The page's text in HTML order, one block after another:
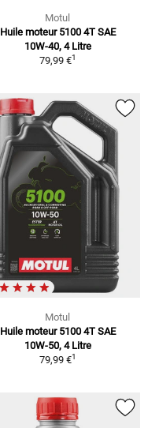
Motul
Huile moteur 5100 4T SAE
10W-40, 4 Litre
79,99 €1
Motul
Huile moteur 5100 4T SAE
10W-50, 4 Litre
79,99 €1